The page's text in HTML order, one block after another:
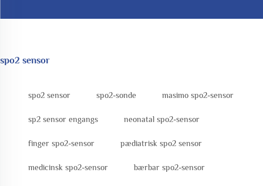
spo2 sensor
spo2 sensor spo2-sonde masimo spo2-sensor
sp2 sensor engangs neonatal spo2-sensor
finger spo2-sensor pædiatrisk spo2 sensor
medicinsk spo2-sensor bærbar spo2-sensor